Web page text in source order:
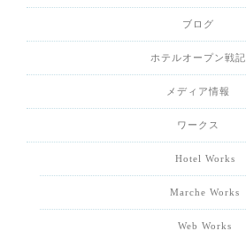
ブログ
ホテルオープン戦記
メディア情報
ワークス
Hotel Works
Marche Works
Web Works